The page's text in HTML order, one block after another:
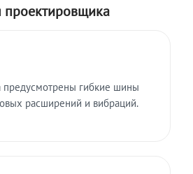
проектировщика
предусмотрены гибкие шины
расширений и вибраций.